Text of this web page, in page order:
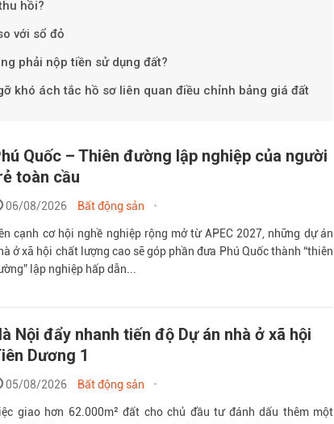
hồi?
với sổ đỏ
phải nộp tiền sử dụng đất?
khó ách tắc hồ sơ liên quan điều chỉnh bảng giá đất
Quốc – Thiên đường lập nghiệp của người
toàn cầu
06/08/2026 Bất động sản
cạnh cơ hội nghề nghiệp rộng mở từ APEC 2027, những dự án
ở xã hội chất lượng cao sẽ góp phần đưa Phú Quốc thành “thiên
lập nghiệp hấp dẫn...
Nội đẩy nhanh tiến độ Dự án nhà ở xã hội
Dương 1
05/08/2026 Bất động sản
giao hơn 62.000m² đất cho chủ đầu tư đánh dấu thêm một